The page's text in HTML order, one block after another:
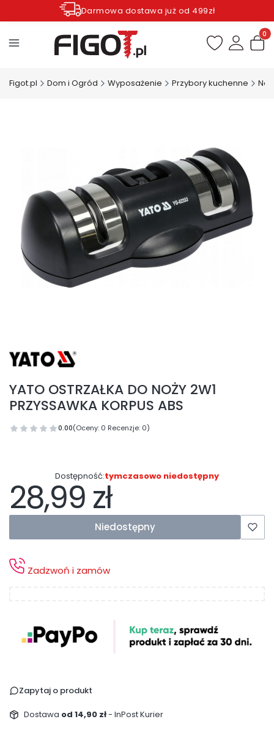
Darmowa dostawa już od 499zł
Zamów do godziny 12.00 wysyłka dziś*
Figot.pl Dom i Ogród Wyposażenie Przybory kuchenne
YATO OSTRZAŁKA DO NOŻY 2W1
PRZYSSAWKA KORPUS ABS
0.00(Oceny: 0 Recenzje: 0)
Dostępność:tymczasowo niedostępny
Cena
28,99 zł
Niedostępny
Zadzwoń i zamów
Zapytaj o produkt
Dostawa od 14,90 zł- InPost Kurier